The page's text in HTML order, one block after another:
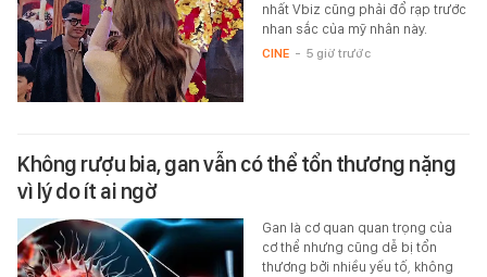
nhất Vbiz cũng phải đổ rạp trước
nhan sắc của mỹ nhân này.
CINE - 5 giờ trước
Không rượu bia, gan vẫn có thể tổn thương nặng
vì lý do ít ai ngờ
Gan là cơ quan quan trọng của
cơ thể nhưng cũng dễ bị tổn
thương bởi nhiều yếu tố, không